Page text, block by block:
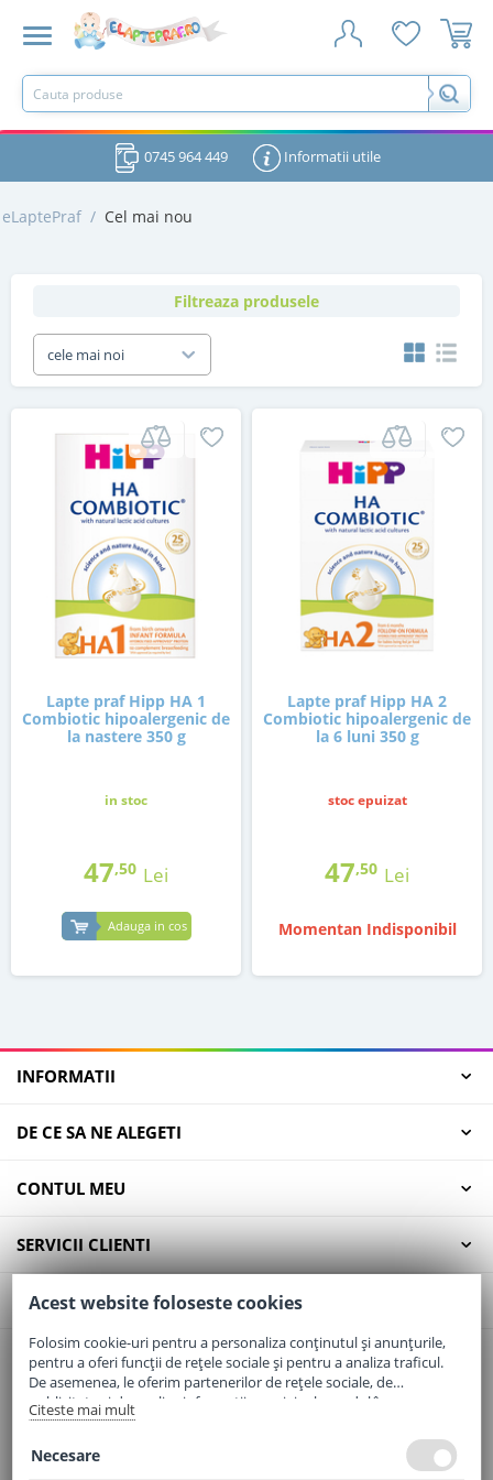
0745 964 449 Informatii utile
eLaptePraf / Cel mai nou
Filtreaza produsele
cele mai noi
Lapte praf Hipp HA 1
Combiotic hipoalergenic de
la nastere 350 g
in stoc
47,50 Lei
Adauga in cos
Lapte praf Hipp HA 2
Combiotic hipoalergenic de
la 6 luni 350 g
stoc epuizat
47,50 Lei
Momentan Indisponibil
INFORMATII
DE CE SA NE ALEGETI
CONTUL MEU
SERVICII CLIENTI
CONTACT
Email:office@elaptepraf.ro
Telefon:0745-964-449
Adresa:Sos. Borsului, Nr. 20, Oradea, Jud. Bihor
Acest website foloseste cookies
Folosim cookie-uri pentru a personaliza conținutul și anunțurile,
pentru a oferi funcții de rețele sociale și pentru a analiza traficul.
De asemenea, le oferim partenerilor de rețele sociale, de
publicitate și de analize informații cu privire la modul în care
folosiți site-ul nostru. Aceștia le pot combina cu alte informații
Citeste mai mult
Necesare